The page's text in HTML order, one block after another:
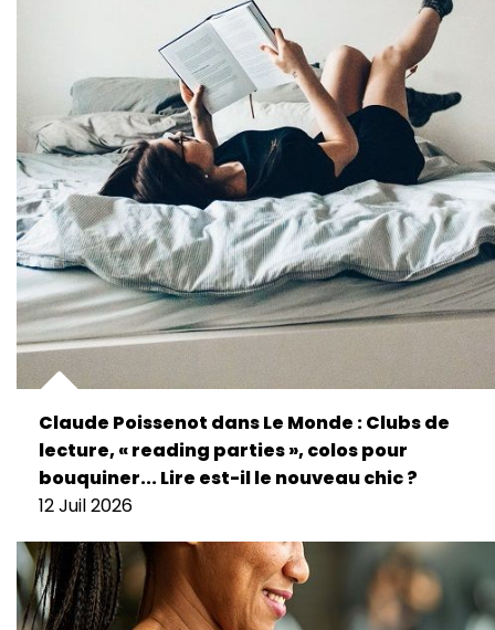
Claude Poissenot dans Le Monde : Clubs de
lecture, « reading parties », colos pour
bouquiner... Lire est-il le nouveau chic ?
12 Juil 2026